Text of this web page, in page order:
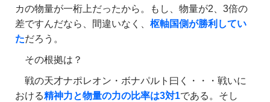
カの物量が一桁上だったから。もし、物量が2、3倍の
差ですんだなら、間違いなく、 枢軸国側が勝利してい
ただろう。
その根拠は？
戦の天才ナポレオン・ボナパルト曰く・・・戦いに
おける精神力と物量の力の比率は3対1である。そし